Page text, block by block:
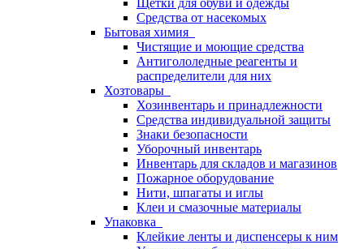
Щетки для обуви и одежды
Средства от насекомых
Бытовая химия
Чистящие и моющие средства
Антигололедные реагенты и
распределители для них
Хозтовары
Хозинвентарь и принадлежности
Средства индивидуальной защиты
Знаки безопасности
Уборочный инвентарь
Инвентарь для складов и магазинов
Пожарное оборудование
Нити, шпагаты и иглы
Клеи и смазочные материалы
Упаковка
Клейкие ленты и диспенсеры к ним